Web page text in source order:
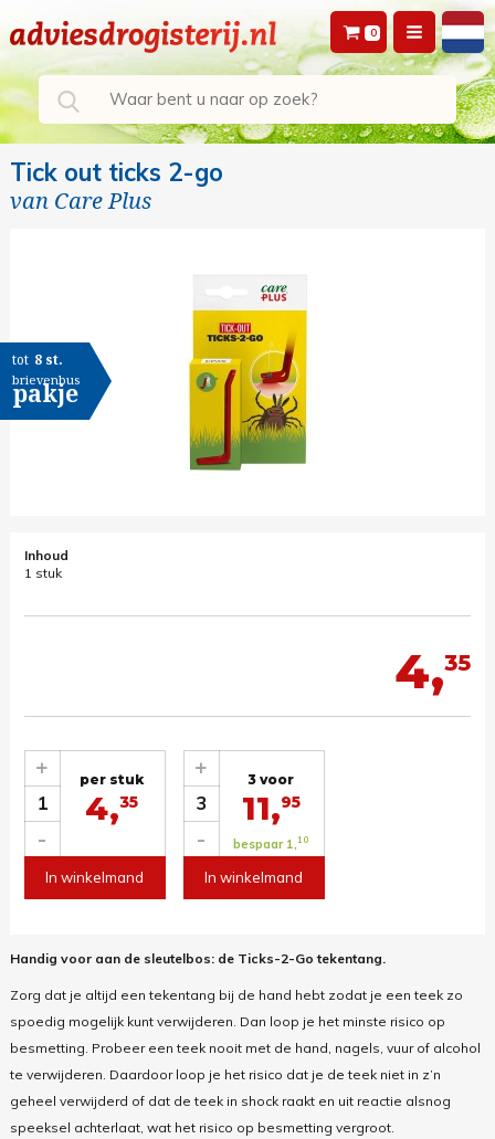
0
Tick out ticks 2-go
van Care Plus
tot 8 st.
brievenbus
pakje
Inhoud
1 stuk
4,35
1
-
+ per stuk
4,35
In winkelmand
3
-
+ 3 voor
11,95
bespaar 1,10
In winkelmand
Handig voor aan de sleutelbos: de Ticks-2-Go tekentang.
Zorg dat je altijd een tekentang bij de hand hebt zodat je een teek zo
spoedig mogelijk kunt verwijderen. Dan loop je het minste risico op
besmetting. Probeer een teek nooit met de hand, nagels, vuur of alcohol
te verwijderen. Daardoor loop je het risico dat je de teek niet in z’n
geheel verwijderd of dat de teek in shock raakt en uit reactie alsnog
speeksel achterlaat, wat het risico op besmetting vergroot.